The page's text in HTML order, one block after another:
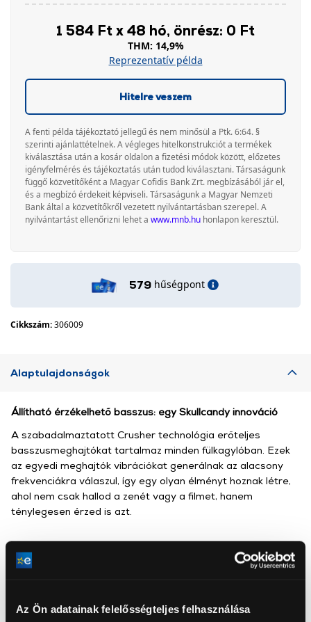
Az Ön adatainak felelősségteljes felhasználása
1 584 Ft x 48 hó, önrész: 0 Ft
THM: 14,9%
Reprezentatív példa
Hitelre veszem
A fenti példa tájékoztató jellegű és nem minősül a Ptk. 6:64. §
szerinti ajánlattételnek. A végleges hitelkonstrukciót a termékek
kiválasztása után a kosár oldalon a fizetési módok között, előzetes
igényfelmérés és tájékoztatás után tudod kiválasztani. Társaságunk
függő közvetítőként a Magyar Cofidis Bank Zrt. megbízásából jár el,
és a megbízó érdekeit képviseli. Társaságunk a Magyar Nemzeti
Bank által a közvetítőkről vezetett nyilvántartásban szerepel. A
nyilvántartást ellenőrizni lehet a www.mnb.hu honlapon keresztül.
579 hűségpont
Cikkszám:306009
Alaptulajdonságok
Skullcandy International GmbH
Állítható érzékelhető basszus: egy Skullcandy innováció
A szabadalmaztatott Crusher technológia erőteljes
basszusmeghajtókat tartalmaz minden fülkagylóban. Ezek
az egyedi meghajtók vibrációkat generálnak az alacsony
frekvenciákra válaszul, így egy olyan élményt hoznak létre,
ahol nem csak hallod a zenét vagy a filmet, hanem
ténylegesen érzed is azt.